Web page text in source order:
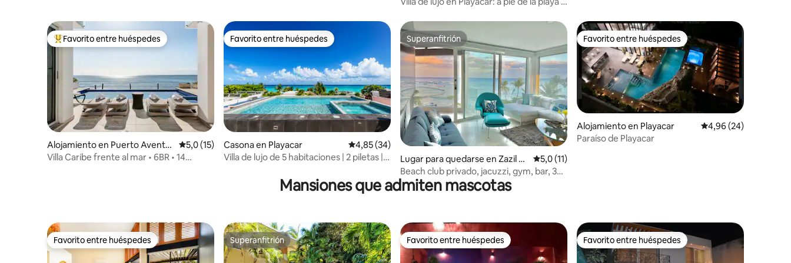
Favorito entre los huéspedes más destacados
Favorito entre huéspedes
Alojamiento en Puerto Aventur
as
Calificación promedio: 5,0 de 5. 15 evaluaciones
5,0 (15)
Villa Caribe frente al mar • 6BR • 14
Favorito entre huéspedes
Favorito entre huéspedes
Casona en Playacar Calificación promedio: 4,85 de 5. 34 evaluaciones
4,85 (34)
Villa de lujo de 5 habitaciones | 2 piletas |
Superanfitrión
Superanfitrión
Lugar para quedarse en Zazil H
a
Calificación promedio: 5,0 de 5. 11 evaluaciones
5,0 (11)
Beach club privado, jacuzzi, gym, bar, 3
balcones
Favorito entre huéspedes
Favorito entre huéspedes
Alojamiento en Playacar Calificación
4,96 (24)
Paraíso de Playacar
Mansiones que admiten mascotas
Favorito entre huéspedes
Favorito entre huéspedes Superanfitrión
Superanfitrión Favorito entre huéspedes
Favorito entre huéspedes Favorito entre huéspedes
Favorito entre huéspedes